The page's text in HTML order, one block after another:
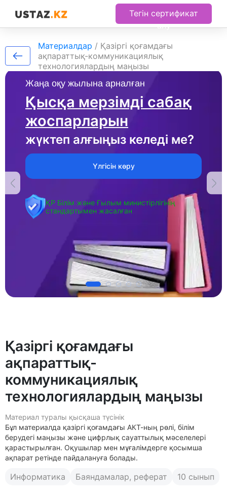
Тегін сертификат
алу
Жаңа оқу жылына арналған
Қысқа мерзімді сабақ
жоспарларын
жүктеп алғыңыз келеді ме?
Үлгісін көру
ҚР Білім және Ғылым министірлігінің
стандартымен жасалған
Материалдар / Қазіргі қоғамдағы
ақпараттық-коммуникациялық
технологиялардың маңызы
Қазіргі қоғамдағы
ақпараттық-
коммуникациялық
технологиялардың маңызы
Материал туралы қысқаша түсінік
Бұл материалда қазіргі қоғамдағы АКТ-ның рөлі, білім
берудегі маңызы және цифрлық сауаттылық мәселелері
қарастырылған. Оқушылар мен мұғалімдерге қосымша
ақпарат ретінде пайдалануға болады.
Информатика Баяндамалар, реферат 10 сынып